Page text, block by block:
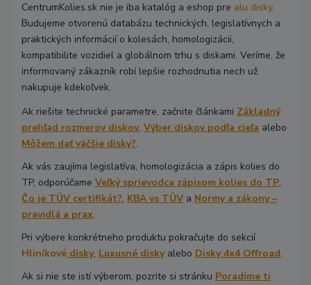
CentrumKolies.sk nie je iba katalóg a eshop pre alu disky.
Budujeme otvorenú databázu technických, legislatívnych a
praktických informácií o kolesách, homologizácii,
kompatibilite vozidiel a globálnom trhu s diskami. Veríme, že
informovaný zákazník robí lepšie rozhodnutia nech už
nakupuje kdekoľvek.
Ak riešite technické parametre, začnite článkami Základný
prehľad rozmerov diskov,Výber diskov podľa cieľa alebo
Môžem dať väčšie disky?.
Ak vás zaujíma legislatíva, homologizácia a zápis kolies do
TP, odporúčameVeľký sprievodca zápisom kolies do TP,
Čo je TÜV certifikát?, KBA vs TÜV a Normy a zákony –
pravidlá a prax.
Pri výbere konkrétneho produktu pokračujte do sekcií
Hliníkové disky, Luxusné diskyalebo Disky 4x4 Offroad.
Ak si nie ste istí výberom, pozrite si stránku Poradíme ti